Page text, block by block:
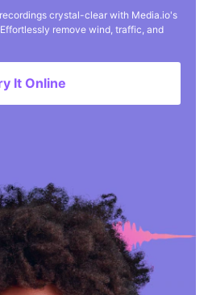
crystal-clear with Media.io's
remove wind, traffic, and
It Online